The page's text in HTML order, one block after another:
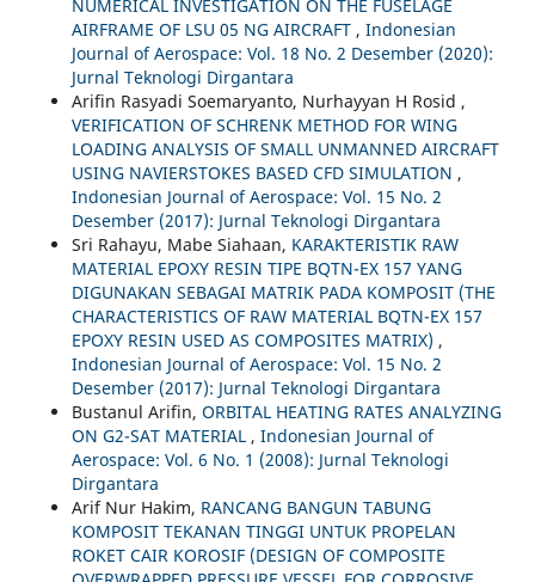
NUMERICAL INVESTIGATION ON THE FUSELAGE
AIRFRAME OF LSU 05 NG AIRCRAFT , Indonesian
Journal of Aerospace: Vol. 18 No. 2 Desember (2020):
Jurnal Teknologi Dirgantara
Arifin Rasyadi Soemaryanto, Nurhayyan H Rosid ,
VERIFICATION OF SCHRENK METHOD FOR WING
LOADING ANALYSIS OF SMALL UNMANNED AIRCRAFT
USING NAVIERSTOKES BASED CFD SIMULATION ,
Indonesian Journal of Aerospace: Vol. 15 No. 2
Desember (2017): Jurnal Teknologi Dirgantara
Sri Rahayu, Mabe Siahaan, KARAKTERISTIK RAW
MATERIAL EPOXY RESIN TIPE BQTN-EX 157 YANG
DIGUNAKAN SEBAGAI MATRIK PADA KOMPOSIT (THE
CHARACTERISTICS OF RAW MATERIAL BQTN-EX 157
EPOXY RESIN USED AS COMPOSITES MATRIX) ,
Indonesian Journal of Aerospace: Vol. 15 No. 2
Desember (2017): Jurnal Teknologi Dirgantara
Bustanul Arifin, ORBITAL HEATING RATES ANALYZING
ON G2-SAT MATERIAL , Indonesian Journal of
Aerospace: Vol. 6 No. 1 (2008): Jurnal Teknologi
Dirgantara
Arif Nur Hakim, RANCANG BANGUN TABUNG
KOMPOSIT TEKANAN TINGGI UNTUK PROPELAN
ROKET CAIR KOROSIF (DESIGN OF COMPOSITE